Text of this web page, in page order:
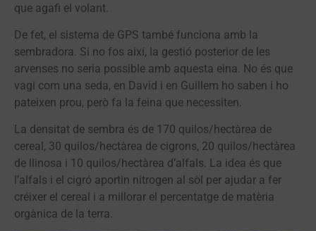
que agafi el volant.
De fet, el sistema de GPS també funciona amb la
sembradora. Si no fos així, la gestió posterior de les
arvenses no seria possible amb aquesta eina. No és que
vagi com una seda, en David i en Guillem ho saben i ho
pateixen prou, però fa la feina que necessiten.
La densitat de sembra és de 170 quilos/hectàrea de
cereal, 30 quilos/hectàrea de cigrons, 20 quilos/hectàrea
de llinosa i 10 quilos/hectàrea d’alfals. La idea és que
l’alfals i el cigró aportin nitrogen al sòl per ajudar a fer
créixer el cereal i a millorar el percentatge de matèria
orgànica de la terra.